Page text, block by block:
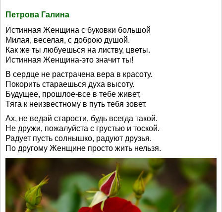
Петрова Галина
Истинная Женщина с буковки большой
Милая, веселая, с доброю душой.
Как же ты любуешься на листву, цветы.
Истинная Женщина-это значит ты!
В сердце не растрачена вера в красоту.
Покорить стараешься духа высоту.
Будущее, прошлое-все в тебе живет,
Тяга к неизвестному в путь тебя зовет.
Ах, не ведай старости, будь всегда такой.
Не дружи, пожалуйста с грустью и тоской.
Радует пусть солнышко, радуют друзья.
По другому Женщине просто жить нельзя.